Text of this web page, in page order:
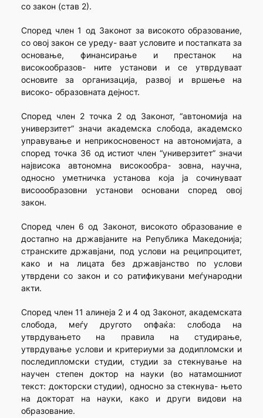
со закон (став 2).
Според член 1 од Законот за високото образование,
со овој закон се уреду- ваат условите и постапката за
основање, финансирање и престанок на
високообразов- ните установи и се утврдуваат
основите за организација, развој и вршење на
високо- образовната дејност.
Според член 2 точка 2 од Законот, “автономија на
универзитет” значи академска слобода, академско
управување и неприкосновеност на автономијата, а
според точка 36 од истиот член “универзитет” значи
највисока автономна високообра- зовна, научна,
односно уметничка установа која ја сочинуваат
висоообразовни установи основани според овој
закон.
Според член 6 од Законот, високото образование е
достапно на државјаните на Република Македонија;
странските државјани, под услови на реципроцитет,
како и на лицата без државјанство по услови
утврдени со закон и со ратификувани меѓународни
акти.
Според член 11 алинеја 2 и 4 од Законот, академската
слобода, меѓу другото опфаќа: слобода на
утврдувањето на правила на студирање,
утврдување услови и критериуми за додипломски и
последипломски студии, студии за стекнување на
научен степен доктор на науки (во натамошниот
текст: докторски студии), односно за стекнува- њето
на докторат на науки, како и други видови на
образование.